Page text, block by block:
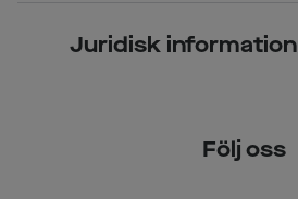
Kontaktlinser
Juridisk information
Följ oss